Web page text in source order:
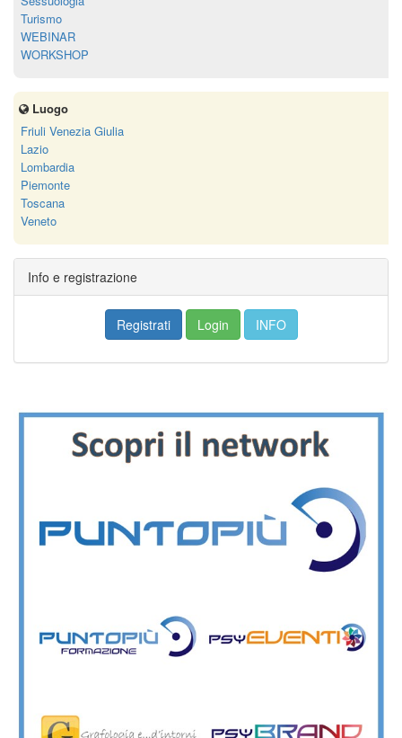
Turismo
WEBINAR
WORKSHOP
Luogo
Friuli Venezia Giulia
Lazio
Lombardia
Piemonte
Toscana
Veneto
Info e registrazione
Registrati Login INFO